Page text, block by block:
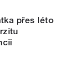
přes léto